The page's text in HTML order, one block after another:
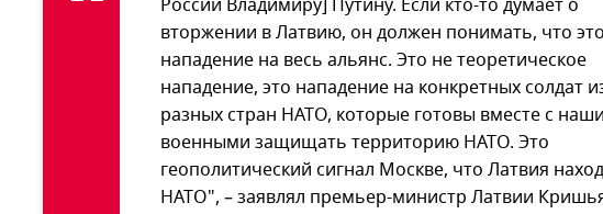
России Владимиру] Путину. Если кто-то думает о
вторжении в Латвию, он должен понимать, что это
нападение на весь альянс. Это не теоретическое
нападение, это нападение на конкретных солдат
разных стран НАТО, которые готовы вместе с
военными защищать территорию НАТО. Это
геополитический сигнал Москве, что Латвия
НАТО", – заявлял премьер-министр Латвии